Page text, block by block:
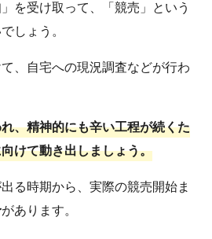
を受け取って、「競売」という
しょう。
、自宅への現況調査などが行わ
、精神的にも辛い工程が続くた
けて動き出しましょう。
る時期から、実際の競売開始ま
があります。